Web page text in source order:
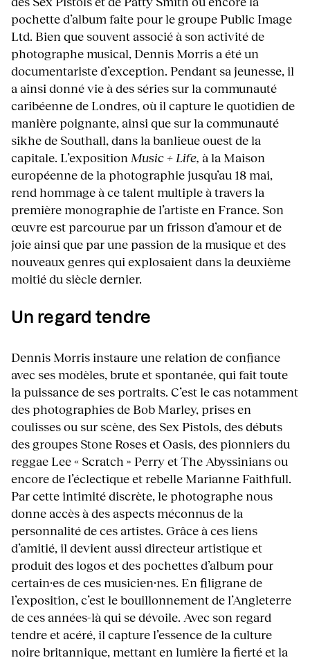
pochette d’album faite pour le groupe Public Image
Ltd. Bien que souvent associé à son activité de
photographe musical, Dennis Morris a été un
documentariste d’exception. Pendant sa jeunesse, il
a ainsi donné vie à des séries sur la communauté
caribéenne de Londres, où il capture le quotidien de
manière poignante, ainsi que sur la communauté
sikhe de Southall, dans la banlieue ouest de la
capitale. L’exposition Music + Life, à la Maison
européenne de la photographie jusqu’au 18 mai,
rend hommage à ce talent multiple à travers la
première monographie de l’artiste en France. Son
œuvre est parcourue par un frisson d’amour et de
joie ainsi que par une passion de la musique et des
nouveaux genres qui explosaient dans la deuxième
moitié du siècle dernier.
Un regard tendre
Dennis Morris instaure une relation de confiance
avec ses modèles, brute et spontanée, qui fait toute
la puissance de ses portraits. C’est le cas notamment
des photographies de Bob Marley, prises en
coulisses ou sur scène, des Sex Pistols, des débuts
des groupes Stone Roses et Oasis, des pionniers du
reggae Lee « Scratch » Perry et The Abyssinians ou
encore de l’éclectique et rebelle Marianne Faithfull.
Par cette intimité discrète, le photographe nous
donne accès à des aspects méconnus de la
personnalité de ces artistes. Grâce à ces liens
d’amitié, il devient aussi directeur artistique et
produit des logos et des pochettes d’album pour
certain·es de ces musicien·nes. En filigrane de
l’exposition, c’est le bouillonnement de l’Angleterre
de ces années-là qui se dévoile. Avec son regard
tendre et acéré, il capture l’essence de la culture
noire britannique, mettant en lumière la fierté et la